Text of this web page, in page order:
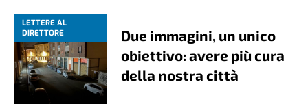
LETTERE AL
DIRETTORE
Due immagini, un unico
obiettivo: avere più cura
della nostra città